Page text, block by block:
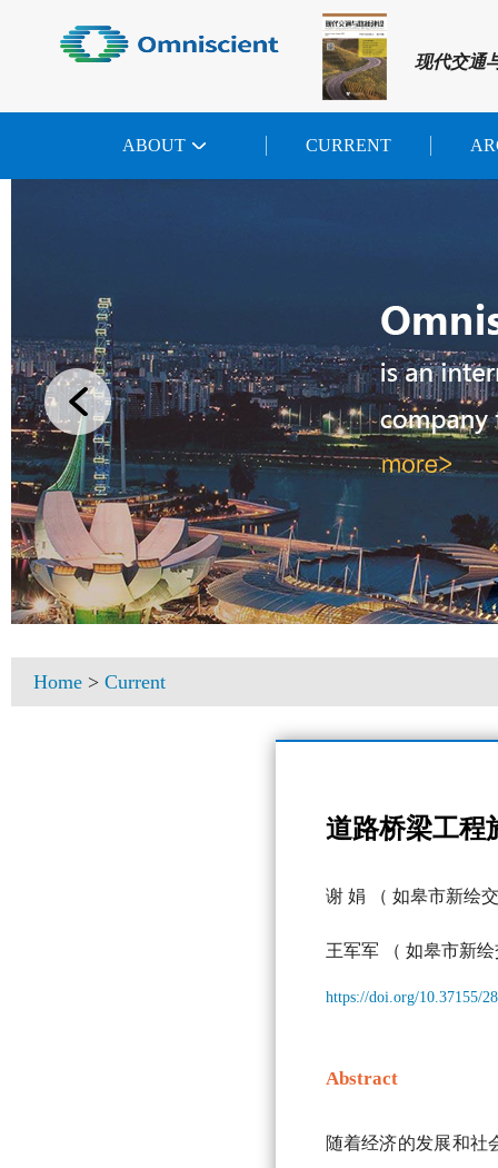
现代交通
ABOUT CURRENT
Home > Current
道路桥梁工程
谢 娟 （ 如皋市新绘
王军军 （ 如皋市新
https://doi.org/10.37155/
Abstract
随着经济的发展和社